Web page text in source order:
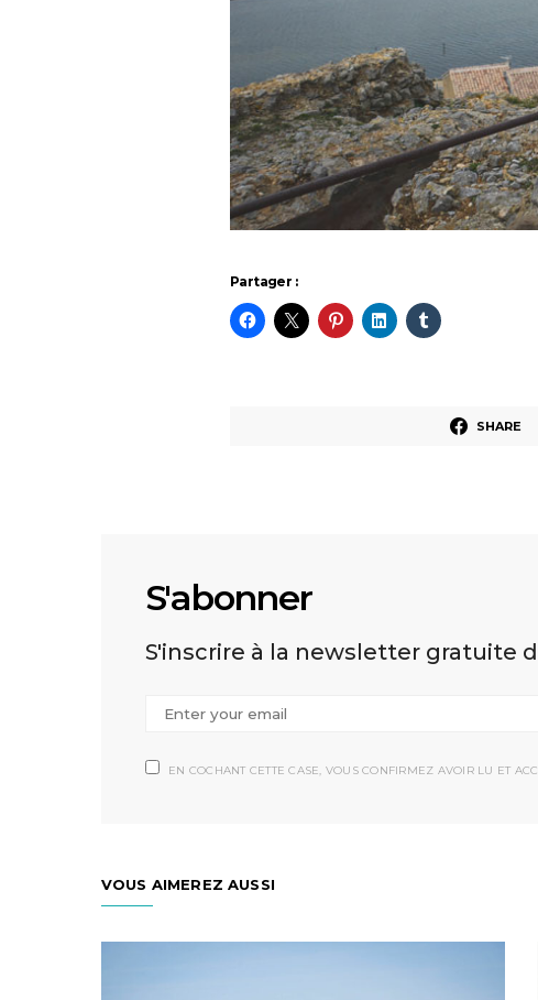
Partager :
SHARE
S'abonner
S'inscrire à la newsletter gratuite
EN COCHANT CETTE CASE, VOUS CONFIRMEZ AVOIR LU ET
VOUS AIMEREZ AUSSI